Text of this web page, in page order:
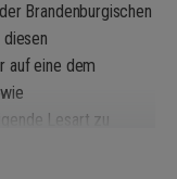
Brandenburgischen
auf eine dem
Lesart zu